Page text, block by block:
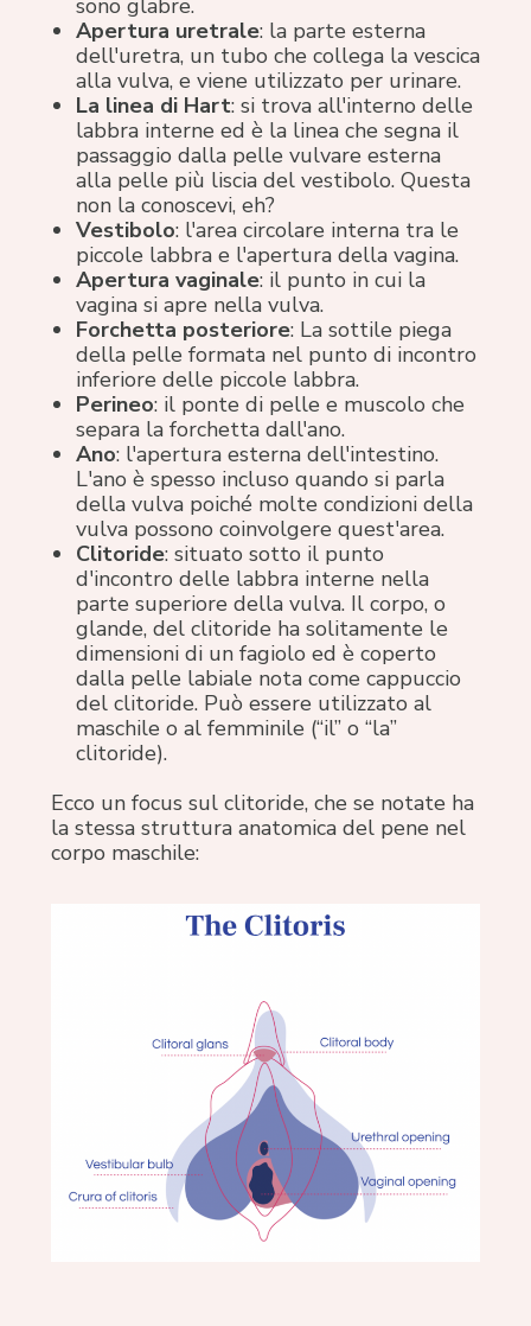
Apertura uretrale: la parte esterna
dell'uretra, un tubo che collega la vescica
alla vulva, e viene utilizzato per urinare.
La linea di Hart: si trova all'interno delle
labbra interne ed è la linea che segna il
passaggio dalla pelle vulvare esterna
alla pelle più liscia del vestibolo. Questa
non la conoscevi, eh?
Vestibolo: l'area circolare interna tra le
piccole labbra e l'apertura della vagina.
Apertura vaginale: il punto in cui la
vagina si apre nella vulva.
Forchetta posteriore: La sottile piega
della pelle formata nel punto di incontro
inferiore delle piccole labbra.
Perineo: il ponte di pelle e muscolo che
separa la forchetta dall'ano.
Ano: l'apertura esterna dell'intestino.
L'ano è spesso incluso quando si parla
della vulva poiché molte condizioni della
vulva possono coinvolgere quest'area.
Clitoride: situato sotto il punto
d'incontro delle labbra interne nella
parte superiore della vulva. Il corpo, o
glande, del clitoride ha solitamente le
dimensioni di un fagiolo ed è coperto
dalla pelle labiale nota come cappuccio
del clitoride. Può essere utilizzato al
maschile o al femminile (“il” o “la”
clitoride).
Ecco un focus sul clitoride, che se notate ha
la stessa struttura anatomica del pene nel
corpo maschile: